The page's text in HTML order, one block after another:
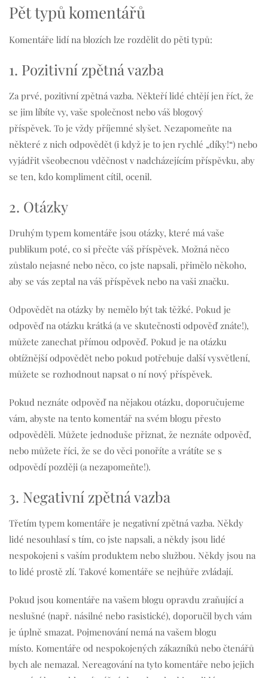
Pět typů komentářů
Komentáře lidí na blozích lze rozdělit do pěti typů:
1. Pozitivní zpětná vazba
Za prvé, pozitivní zpětná vazba. Někteří lidé chtějí jen říct, že
se jim líbíte vy, vaše společnost nebo váš blogový
příspěvek. To je vždy příjemné slyšet. Nezapomeňte na
některé z nich odpovědět (i když je to jen rychlé „díky!“) nebo
vyjádřit všeobecnou vděčnost v nadcházejícím příspěvku, aby
se ten, kdo kompliment cítil, ocenil.
2. Otázky
Druhým typem komentáře jsou otázky, které má vaše
publikum poté, co si přečte váš příspěvek. Možná něco
zůstalo nejasné nebo něco, co jste napsali, přimělo někoho,
aby se vás zeptal na váš příspěvek nebo na vaši značku.
Odpovědět na otázky by nemělo být tak těžké. Pokud je
odpověď na otázku krátká (a ve skutečnosti odpověď znáte!),
můžete zanechat přímou odpověď. Pokud je na otázku
obtížnější odpovědět nebo pokud potřebuje další vysvětlení,
můžete se rozhodnout napsat o ní nový příspěvek.
Pokud neznáte odpověď na nějakou otázku, doporučujeme
vám, abyste na tento komentář na svém blogu přesto
odpověděli. Můžete jednoduše přiznat, že neznáte odpověď,
nebo můžete říci, že se do věci ponoříte a vrátíte se s
odpovědí později (a nezapomeňte!).
3. Negativní zpětná vazba
Třetím typem komentáře je negativní zpětná vazba. Někdy
lidé nesouhlasí s tím, co jste napsali, a někdy jsou lidé
nespokojeni s vaším produktem nebo službou. Někdy jsou na
to lidé prostě zlí. Takové komentáře se nejhůře zvládají.
Pokud jsou komentáře na vašem blogu opravdu zraňující a
neslušné (např. násilné nebo rasistické), doporučil bych vám
je úplně smazat. Pojmenování nemá na vašem blogu
místo. Komentáře od nespokojených zákazníků nebo čtenářů
bych ale nemazal. Nereagování na tyto komentáře nebo jejich